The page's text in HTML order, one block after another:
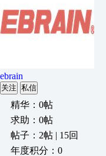
ebrain
关注 私信
精华：0帖
求助：0帖
帖子：2帖 | 15回
年度积分：0